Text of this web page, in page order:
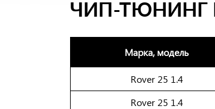
ЧИП-ТЮНИНГ
Марка, модель
Rover 25 1.4
Rover 25 1.4